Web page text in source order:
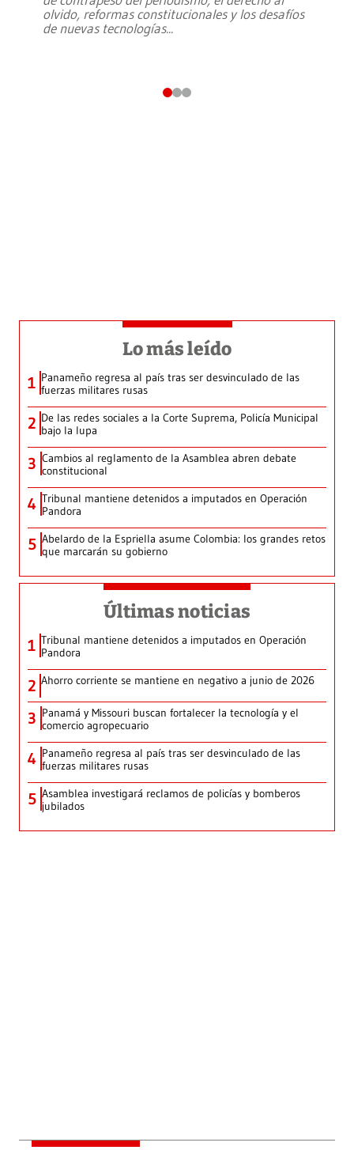
olvido, reformas constitucionales y los desafíos
de nuevas tecnologías...
Lo más leído
1 Panameño regresa al país tras ser desvinculado de las
fuerzas militares rusas
2 De las redes sociales a la Corte Suprema, Policía Municipal
bajo la lupa
3 Cambios al reglamento de la Asamblea abren debate
constitucional
4 Tribunal mantiene detenidos a imputados en Operación
Pandora
5 Abelardo de la Espriella asume Colombia: los grandes retos
que marcarán su gobierno
Últimas noticias
1 Tribunal mantiene detenidos a imputados en Operación
Pandora
2 Ahorro corriente se mantiene en negativo a junio de 2026
3 Panamá y Missouri buscan fortalecer la tecnología y el
comercio agropecuario
4 Panameño regresa al país tras ser desvinculado de las
fuerzas militares rusas
5 Asamblea investigará reclamos de policías y bomberos
jubilados